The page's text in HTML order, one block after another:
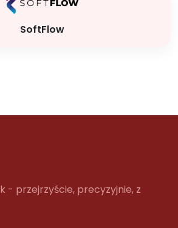
SoftFlow
- przejrzyście, precyzyjnie, z